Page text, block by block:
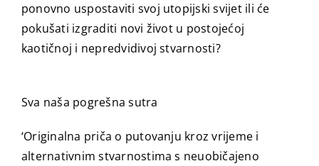
ponovno uspostaviti svoj utopijski svijet ili će
pokušati izgraditi novi život u postojećoj
kaotičnoj i nepredvidivoj stvarnosti?
Sva naša pogrešna sutra
‘Originalna priča o putovanju kroz vrijeme i
alternativnim stvarnostima s neuobičajeno